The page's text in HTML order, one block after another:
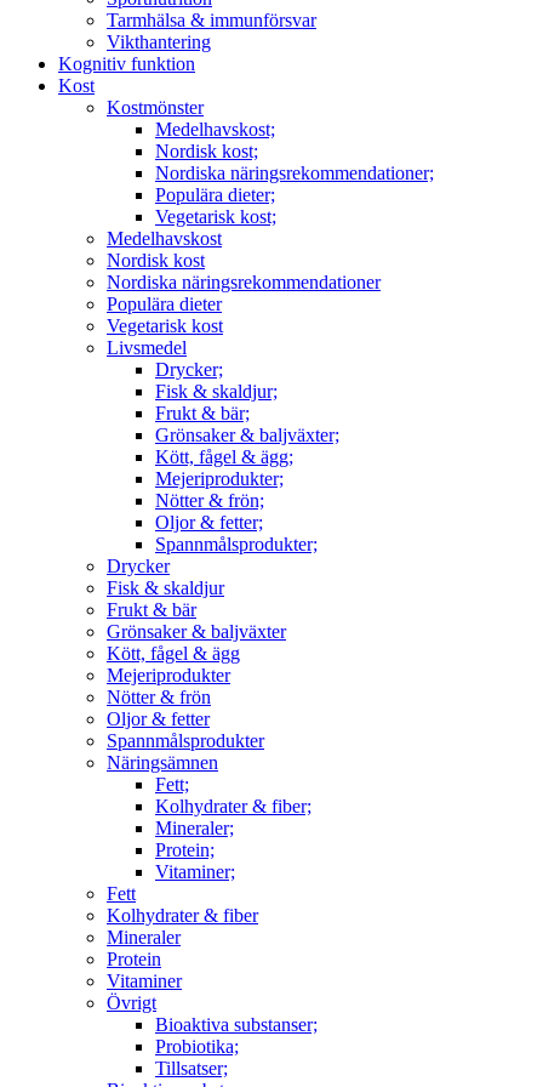
Tarmhälsa & immunförsvar
Vikthantering
Kognitiv funktion
Kost
Kostmönster
Medelhavskost;
Nordisk kost;
Nordiska näringsrekommendationer;
Populära dieter;
Vegetarisk kost;
Medelhavskost
Nordisk kost
Nordiska näringsrekommendationer
Populära dieter
Vegetarisk kost
Livsmedel
Drycker;
Fisk & skaldjur;
Frukt & bär;
Grönsaker & baljväxter;
Kött, fågel & ägg;
Mejeriprodukter;
Nötter & frön;
Oljor & fetter;
Spannmålsprodukter;
Drycker
Fisk & skaldjur
Frukt & bär
Grönsaker & baljväxter
Kött, fågel & ägg
Mejeriprodukter
Nötter & frön
Oljor & fetter
Spannmålsprodukter
Näringsämnen
Fett;
Kolhydrater & fiber;
Mineraler;
Protein;
Vitaminer;
Fett
Kolhydrater & fiber
Mineraler
Protein
Vitaminer
Övrigt
Bioaktiva substanser;
Probiotika;
Tillsatser;